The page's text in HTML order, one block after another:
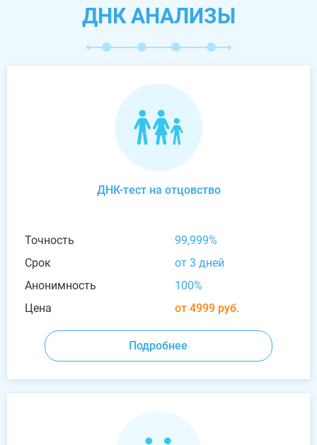
ДНК АНАЛИЗЫ
ДНК-тест на отцовство
Точность
99,999%
Срок
от 3 дней
Анонимность
100%
Цена
от 4999 руб.
Подробнее